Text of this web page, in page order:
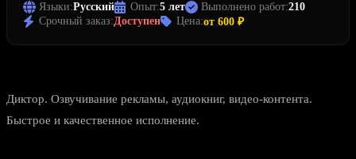
Языки:Русский Опыт:5 лет Выполнено работ:210
Срочный заказ:Доступен Цена:от 600 ₽
Диктор. Озвучивание рекламы, аудиокниг, видео-контента.
Быстрое и качественное исполнение.